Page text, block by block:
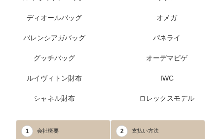
ディオールバッグ
バレンシアガバッグ
グッチバッグ
ルイヴィトン財布
シャネル財布
オメガ
パネライ
オーデマピゲ
IWC
ロレックスモデル
1 会社概要 2 支払い方法